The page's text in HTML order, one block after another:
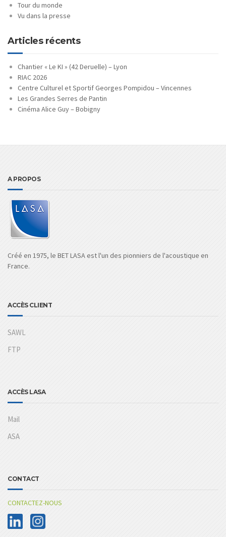
Tour du monde
Vu dans la presse
Articles récents
Chantier « Le KI » (42 Deruelle) – Lyon
RIAC 2026
Centre Culturel et Sportif Georges Pompidou – Vincennes
Les Grandes Serres de Pantin
Cinéma Alice Guy – Bobigny
A PROPOS
Créé en 1975, le BET LASA est l'un des pionniers de l'acoustique en
France.
ACCÈS CLIENT
SAWL
FTP
ACCÈS LASA
Mail
ASA
CONTACT
CONTACTEZ-NOUS